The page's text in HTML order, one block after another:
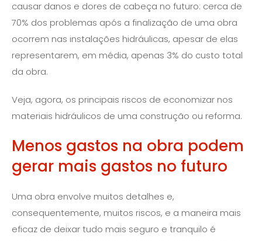
causar danos e dores de cabeça no futuro: cerca de
70% dos problemas após a finalização de uma obra
ocorrem nas instalações hidráulicas, apesar de elas
representarem, em média, apenas 3% do custo total
da obra.
Veja, agora, os principais riscos de economizar nos
materiais hidráulicos de uma construção ou reforma.
Menos gastos na obra podem
gerar mais gastos no futuro
Uma obra envolve muitos detalhes e,
consequentemente, muitos riscos, e a maneira mais
eficaz de deixar tudo mais seguro e tranquilo é